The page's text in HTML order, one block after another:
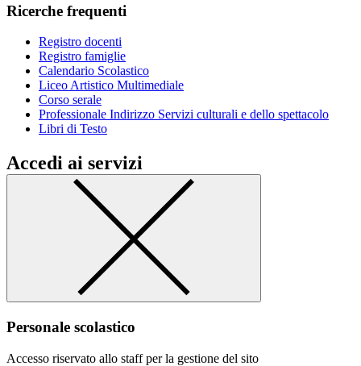
Ricerche frequenti
Registro docenti
Registro famiglie
Calendario Scolastico
Liceo Artistico Multimediale
Corso serale
Professionale Indirizzo Servizi culturali e dello spettacolo
Libri di Testo
Accedi ai servizi
Personale scolastico
Accesso riservato allo staff per la gestione del sito